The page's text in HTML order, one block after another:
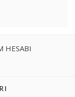
HESABI